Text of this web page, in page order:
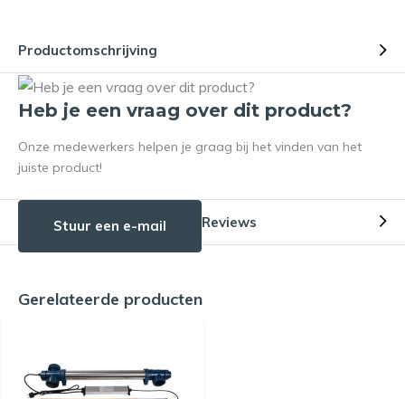
Productomschrijving
Heb je een vraag over dit product?
Onze medewerkers helpen je graag bij het vinden van het
juiste product!
Stuur een e-mail Reviews
Gerelateerde producten